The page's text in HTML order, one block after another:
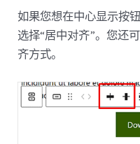
如果您想在中心显示按
选择“居中对齐”。您还
齐方式。